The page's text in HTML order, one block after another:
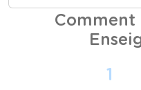
Comment
1